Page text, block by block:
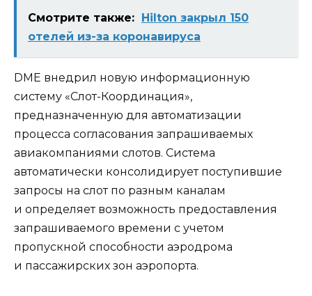
Смотрите также:
Hilton закрыл 150
отелей из-за коронавируса
DME внедрил новую информационную
систему «Слот-Координация»,
предназначенную для автоматизации
процесса согласования запрашиваемых
авиакомпаниями слотов. Система
автоматически консолидирует поступившие
запросы на слот по разным каналам
и определяет возможность предоставления
запрашиваемого времени с учетом
пропускной способности аэродрома
и пассажирских зон аэропорта.